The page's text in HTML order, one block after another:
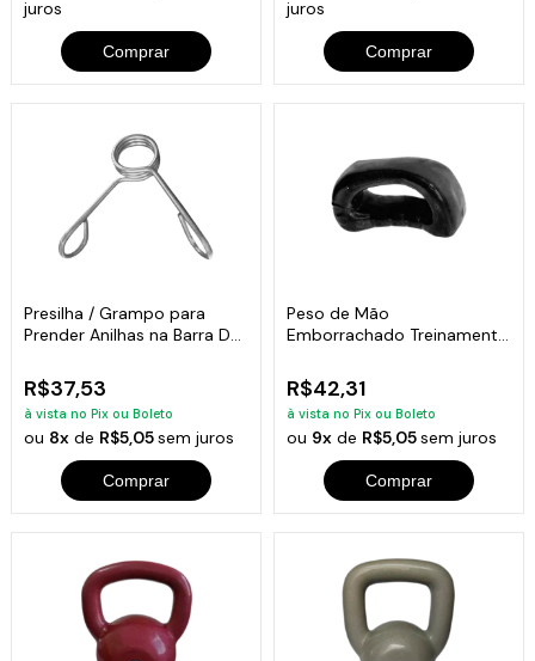
juros
Comprar
juros
Comprar
Presilha / Grampo para
Prender Anilhas na Barra D
R$37,53
à vista no Pix ou Boleto
ou 8x de R$5,05sem juros
Comprar
Peso de Mão
Emborrachado Treinamento
R$42,31
à vista no Pix ou Boleto
ou 9xde R$5,05sem juros
Comprar